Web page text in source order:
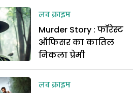
लव क्राइम
Murder Story : फॉरेस्ट
ऑफिसर का कातिल
निकला प्रेमी
लव क्राइम